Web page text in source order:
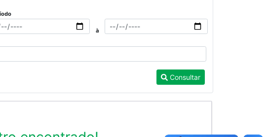
à
Consultar